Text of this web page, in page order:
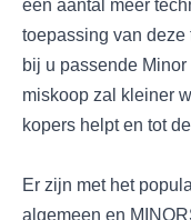
een aantal meer
toepassing van deze
bij u passende
miskoop zal kleiner
kopers helpt en tot
Er zijn met het
algemeen en